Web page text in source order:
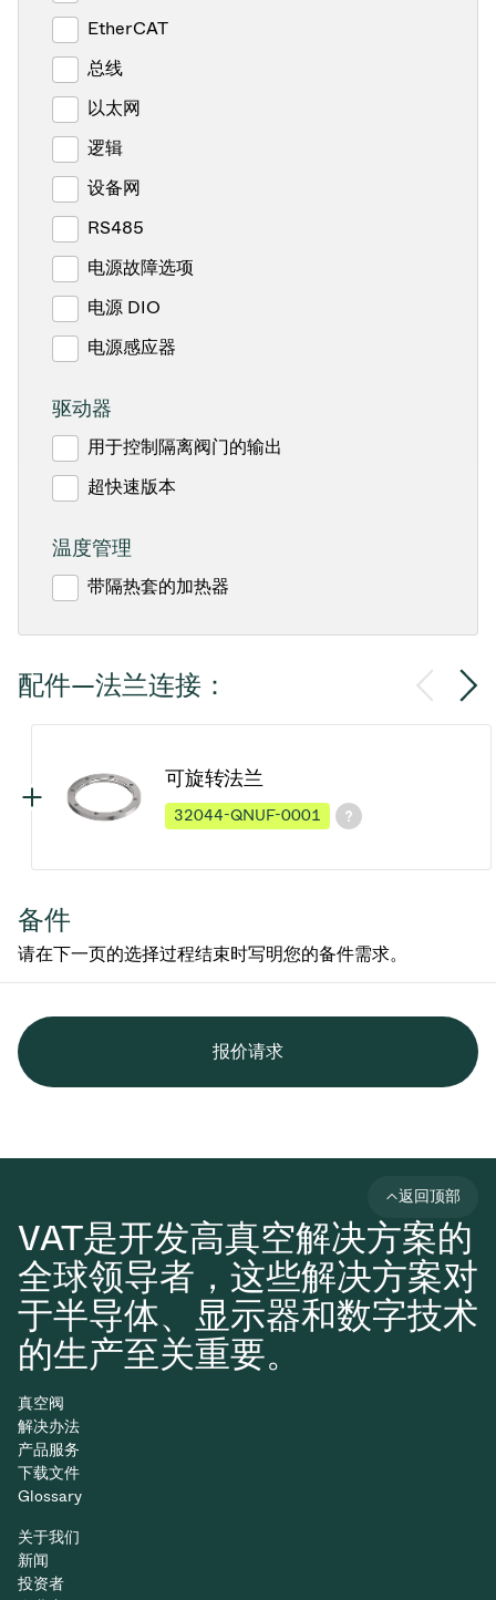
EtherCAT
总线
以太网
逻辑
设备网
RS485
电源故障选项
电源 DIO
电源感应器
驱动器
用于控制隔离阀门的输出
超快速版本
温度管理
带隔热套的加热器
配件—法兰连接：
可旋转法兰
32044-QNUF-0001
备件
请在下一页的选择过程结束时写明您的备件需求。
报价请求
VAT是开发高真空解决方案的
全球领导者，这些解决方案对
于半导体、显示器和数字技术
的生产至关重要。
返回顶部
真空阀
解决办法
产品服务
下载文件
Glossary
关于我们
新闻
投资者